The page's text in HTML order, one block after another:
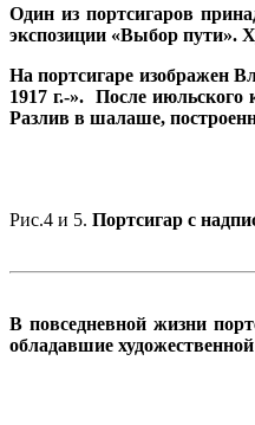
Один из портсигаров
экспозиции «Выбор пути».
На портсигаре изображен
1917 г.-». После июльского
Разлив в шалаше,
Рис.4 и 5. Портсигар с
В повседневной жизни
обладавшие